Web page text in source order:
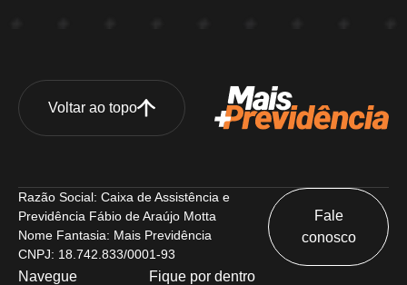
Voltar ao topo
Razão Social: Caixa de Assistência e
Previdência Fábio de Araújo Motta
Nome Fantasia: Mais Previdência
CNPJ: 18.742.833/0001-93
Fale
conosco
Navegue Fique por dentro